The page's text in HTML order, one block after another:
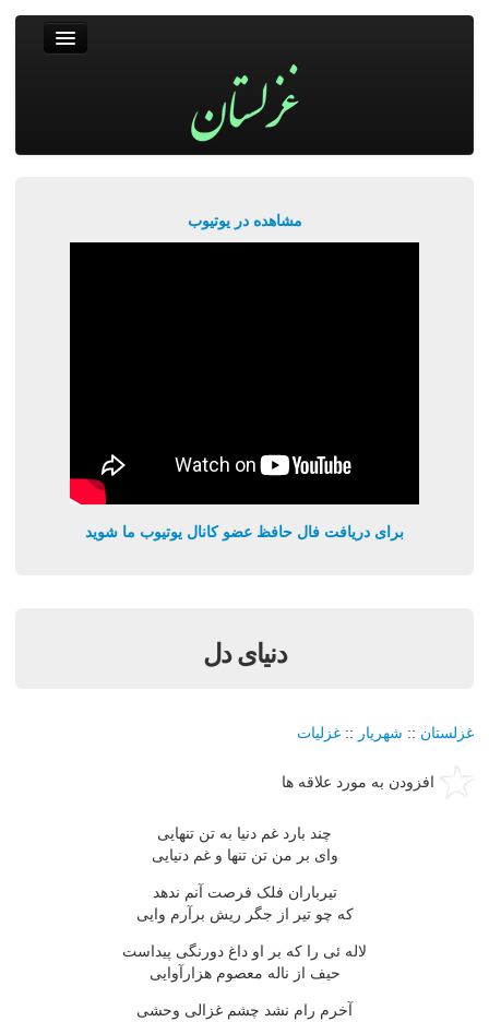
مشاهده در یوتیوب
برای دریافت فال حافظ عضو کانال یوتیوب ما شوید
دنياى دل
غزلستان :: شهریار :: غزلیات
افزودن به مورد علاقه ها
چند بارد غم دنيا به تن تنهايى
واى بر من تن تنها و غم دنيايى
تيرباران فلک فرصت آنم ندهد
که چو تير از جگر ريش برآرم وايى
لاله ئى را که بر او داغ دورنگى پيداست
حيف از ناله معصوم هزارآوايى
آخرم رام نشد چشم غزالى وحشى